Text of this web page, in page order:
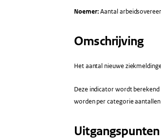
Noemer:Aantal
Omschrijving
Het aantal nieuwe
Deze indicator wordt
worden per categorie
Uitgangspunten